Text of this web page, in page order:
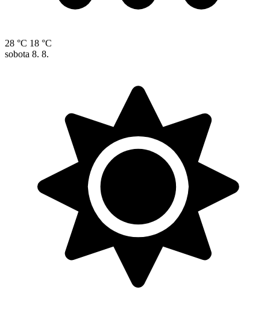
28 °C 18 °C
sobota 8. 8.